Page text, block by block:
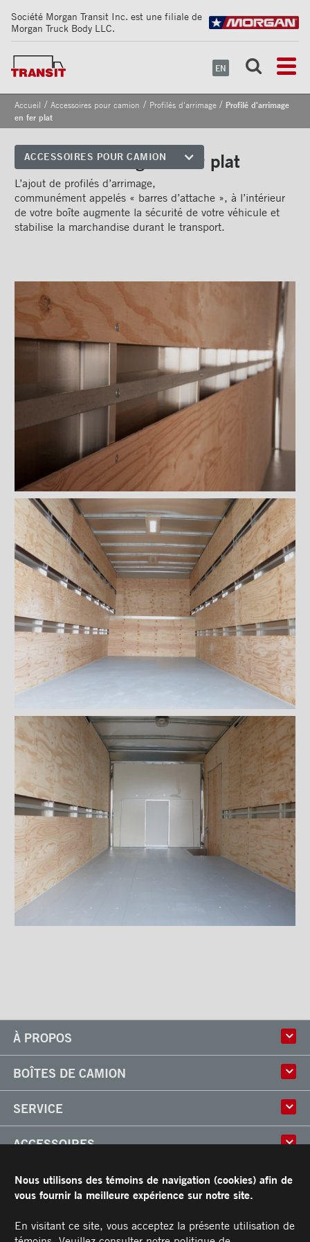
Société Morgan Transit Inc. est une filiale de
Morgan Truck Body LLC.
EN
Accueil / Accessoires pour camion / Profilés d'arrimage / Profilé d'arrimage
en fer plat
ACCESSOIRES POUR CAMION
Coins avant
Bandes de sécurité
réfléchissantes
Pare-chocs
Planchers
Toits
Éclairages extérieur
Bandes protectrices
Profilés d'arrimage
Profilé d'arrimage en fer plat
Profilé d'arrimage Combo
Trous Ronds encochés et E-
Track (1260)
Profilé d'arrimage à Trous
Ronds encochés (1806)
Profilé d'arrimage E-Track
(2009) en aluminium
Profilé d'arrimage E-Track
(2009)
Profilé d'arrimage avec
anneaux
Poteaux logistiques
Ancrage avec anneaux
Éclairages intérieur
Rampes
Finitions intérieures
Monte-charges MAXON
Marches
Échelles et passerelles
Caméra de recul
Profilé d'arrimage en fer plat
L’ajout de profilés d’arrimage,
communément appelés « barres d’attache », à l’intérieur
de votre boîte augmente la sécurité de votre véhicule et
stabilise la marchandise durant le transport.
À PROPOS
Culture
Usine
Partenaire
Carrières
BOÎTES DE CAMION
Classik
X-Treme
Boîtes réfrigérées
Arctik
SERVICE
Réparation et installation
Pièces
ACCESSOIRES
Toits
Planchers
Barres d'attaches
RESSOURCES
Garantie limitée de Transit
Manuel du propriétaire et Procédures d’entretien recommandées
Nous utilisons des témoins de navigation (cookies) afin de
vous fournir la meilleure expérience sur notre site.
En visitant ce site, vous acceptez la présente utilisation de